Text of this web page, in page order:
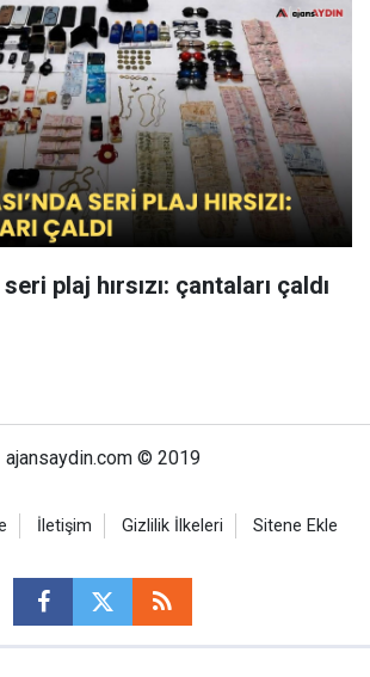
plaj hırsızı: çantaları çaldı
ajansaydin.com © 2019
İletişim Gizlilik İlkeleri Sitene Ekle